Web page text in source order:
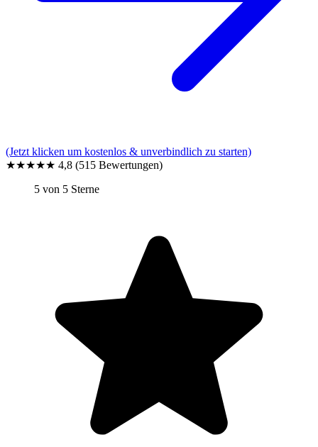
(Jetzt klicken um kostenlos & unverbindlich zu starten)
★★★★★ 4,8 (515 Bewertungen)
5 von 5 Sterne